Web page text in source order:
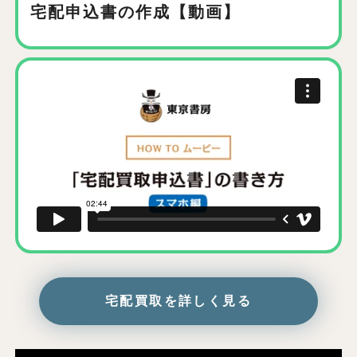
宅配申込書の作成【動画】
宅配買取を詳しく見る